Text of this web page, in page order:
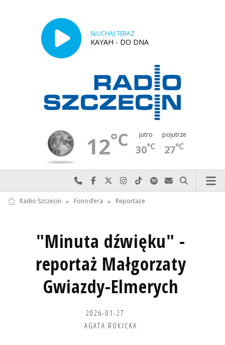
SŁUCHAJ TERAZ
KAYAH - DO DNA
12°C jutro
30°C
pojutrze
27°C
Najlepiej po prostu do nas zadzwoń
Odwiedź nas na Facebook-u
Odwiedź nas na X
Odwiedź nas na Instagram-ie
Odwiedź nas na TikTok-u
Szukaj nas na Spotify
Wyślij do nas
Szukaj
Radio Szczecin » Fonosfera » Reportaże
"Minuta dźwięku" -
reportaż Małgorzaty
Gwiazdy-Elmerych
2026-01-27
AGATA ROKICKA